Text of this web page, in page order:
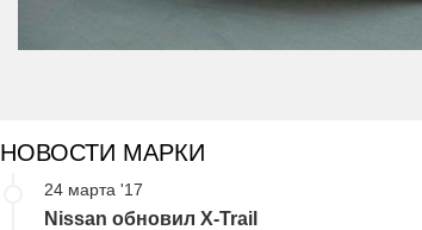
НОВОСТИ МАРКИ
24 марта '17
Nissan обновил X-Trail